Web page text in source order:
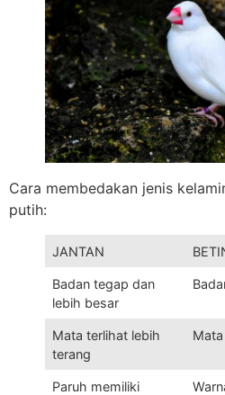
Cara membedakan jenis
putih:
JANTAN
Badan tegap dan
lebih besar
Mata terlihat lebih
terang
Paruh memiliki